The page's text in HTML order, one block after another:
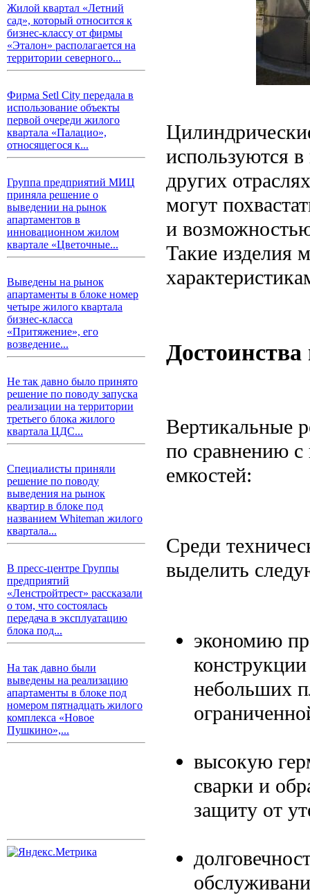
Жилой квартал «Летний
сад», который относится к
бизнес-классу от фирмы
«Эталон» располагается на
территории северного...
Фирма Setl City передала в
использование объекты
первой очереди жилого
квартала «Палацио»,
относящегося к...
Группа предприятий МИЦ
приняла решение о
выведении на рынок
апартаментов в
инновационном жилом
квартале «Цветочные...
Выведены на рынок
апартаменты в блоке номер
четыре жилого квартала
бизнес-класса
«Притяжение», его
возведение...
Не так давно было принято
решение по поводу запуска
реализации на территории
третьего блока жилого
квартала ЦДС...
Специалисты приняли
решение по поводу
выведения на рынок
квартир в блоке под
названием Whiteman жилого
квартала...
В пресс-центре Группы
предприятий
«Ленстройтрест» рассказали
о том, что состоялась
передача в эксплуатацию
блока под...
На так давно были
выведены на реализацию
апартаменты в блоке под
номером пятнадцать жилого
комплекса «Новое
Пушкино»,...
используются
других
могут
и
Такие изделия
Достоинства
Вертикальные
по сравнению
емкостей:
Среди
выделить
экономию
небольших
высокую
сварки и
защиту от